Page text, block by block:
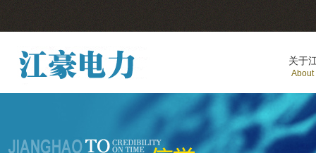
关于
About